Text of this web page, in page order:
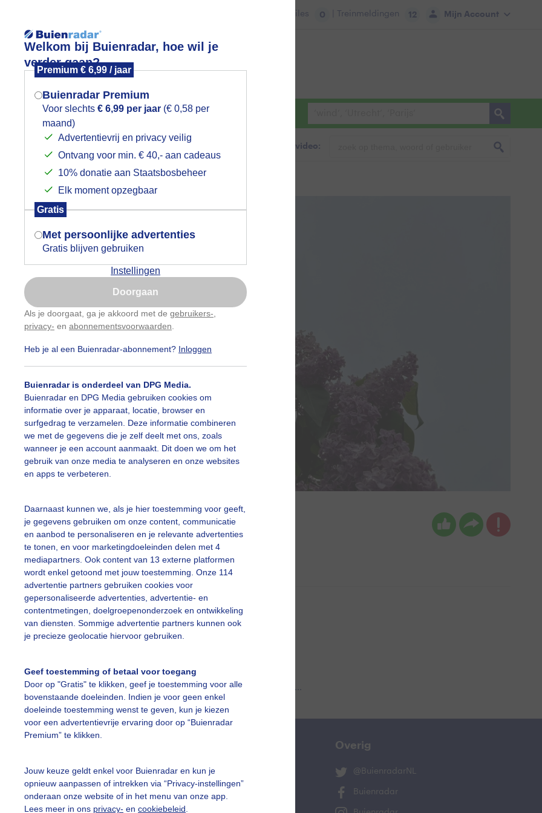
Welkom bij Buienradar, hoe wil je
verder gaan?
Premium € 6,99 / jaar
Buienradar Premium
Voor slechts € 6,99 per jaar (€ 0,58 per
maand)
Advertentievrij en privacy veilig
Ontvang voor min. € 40,- aan cadeaus
10% donatie aan Staatsbosbeheer
Elk moment opzegbaar
Gratis
Met persoonlijke advertenties
Gratis blijven gebruiken
Instellingen
Doorgaan
Als je doorgaat, ga je akkoord met de gebruikers-
privacy- en abonnementsvoorwaarden
Heb je al een Buienradar-abonnement? Inloggen
Buienradar is onderdeel van DPG Media.
Buienradar en DPG Media gebruiken cookies om
informatie over je apparaat, locatie, browser en
surfgedrag te verzamelen. Deze informatie combineren
we met de gegevens die je zelf deelt met ons, zoals
wanneer je een account aanmaakt. Dit doen we om het
gebruik van onze media te analyseren en onze websites
en apps te verbeteren.
Daarnaast kunnen we, als je hier toestemming voor geeft,
je gegevens gebruiken om onze content, communicatie
en aanbod te personaliseren en je relevante advertenties
te tonen, en voor marketingdoeleinden delen met 4
mediapartners. Ook content van 13 externe platformen
wordt enkel getoond met jouw toestemming. Onze 114
advertentie partners gebruiken cookies voor
gepersonaliseerde advertenties, advertentie- en
contentmetingen, doelgroepenonderzoek en ontwikkeling
van diensten. Sommige advertentie partners kunnen ook
je precieze geolocatie hiervoor gebruiken.
Geef toestemming of betaal voor toegang
Door op "Gratis" te klikken, geef je toestemming voor alle
bovenstaande doeleinden. Indien je voor geen enkel
doeleinde toestemming wenst te geven, kun je kiezen
voor een advertentievrije ervaring door op “Buienradar
Premium” te klikken.
Jouw keuze geldt enkel voor Buienradar en kun je
opnieuw aanpassen of intrekken via “Privacy-instellingen”
onderaan onze website of in het menu van onze app.
Lees meer in ons privacy- en cookiebeleid
Mijn Account
Files 0 | Treinmeldingen 12
Foto en video Weerzine
Zoeken in foto & video:
op grijze dag
Paula Ketz Gemaakt: 06-05-2026, 12x bekeken
Wolken
slideshow
Een moment geduld aub...
vragen
De Bilt
Overig
@BuienradarNL
Buienradar
Mogen we je locatie gebruiken voor
het weer?
Indien je hier nog geen akkoord op hebt
gegeven, verschijnt er zo een pop-up uit
je browser waarin deze toestemming
gevraagd wordt.
Is goed, toon de popup
Nu niet, misschien later
Gebruik je Safari en wil je niet elke dag deze pop-up
Klikhierom dit aan te passen